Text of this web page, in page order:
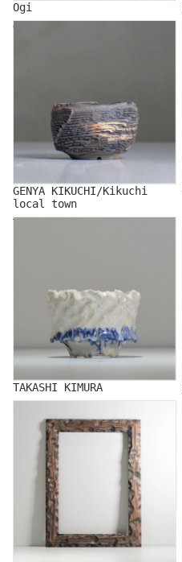
Ogi
GENYA KIKUCHI/Kikuchi
GENYA KIKUCHI/Kikuchi
local town
TAKASHI KIMURA
TAKASHI KIMURA